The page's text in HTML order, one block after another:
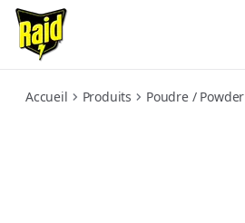
max-poudre-cafards-fourmis
Accueil Produits Poudre / Powder